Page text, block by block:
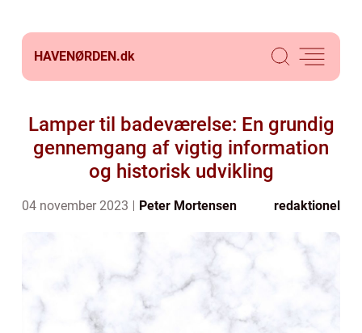
HAVENØRDEN.dk
Lamper til badeværelse: En grundig
gennemgang af vigtig information
og historisk udvikling
04 november 2023 Peter Mortensen redaktionel